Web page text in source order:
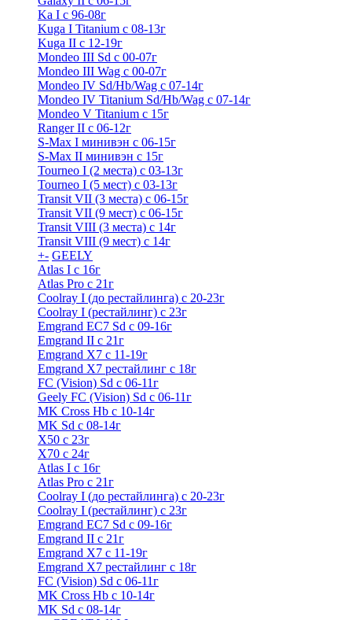
Ka I с 96-08г
Kuga I Titanium с 08-13г
Kuga II c 12-19г
Mondeo III Sd с 00-07г
Mondeo III Wag с 00-07г
Mondeo IV Sd/Hb/Wag с 07-14г
Mondeo IV Titanium Sd/Hb/Wag с 07-14г
Mondeo V Titanium с 15г
Ranger II с 06-12г
S-Max I минивэн с 06-15г
S-Max II минивэн с 15г
Tourneo I (2 места) с 03-13г
Tourneo I (5 мест) с 03-13г
Transit VII (3 места) с 06-15г
Transit VII (9 мест) с 06-15г
Transit VIII (3 места) с 14г
Transit VIII (9 мест) с 14г
+- GEELY
Atlas I c 16г
Atlas Pro с 21г
Coolray I (до рестайлинга) с 20-23г
Coolray I (рестайлинг) с 23г
Emgrand EC7 Sd c 09-16г
Emgrand II с 21г
Emgrand X7 c 11-19г
Emgrand X7 рестайлинг c 18г
FC (Vision) Sd c 06-11г
Geely FC (Vision) Sd c 06-11г
MK Cross Hb с 10-14г
MK Sd с 08-14г
X50 с 23г
X70 с 24г
Atlas I c 16г
Atlas Pro с 21г
Coolray I (до рестайлинга) с 20-23г
Coolray I (рестайлинг) с 23г
Emgrand EC7 Sd c 09-16г
Emgrand II с 21г
Emgrand X7 c 11-19г
Emgrand X7 рестайлинг c 18г
FC (Vision) Sd c 06-11г
MK Cross Hb с 10-14г
MK Sd с 08-14г